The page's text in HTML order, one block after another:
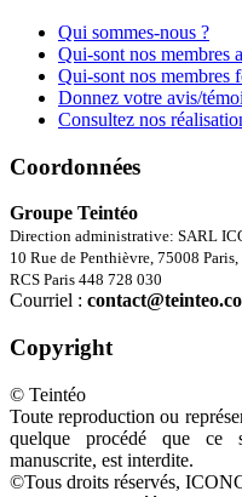
Qui sommes-nous ?
Qui-sont nos membres
Qui-sont nos membres
Donnez votre avis/
Consultez nos
Coordonnées
Groupe Teintéo
Direction administrative: SARL
10 Rue de Penthièvre, 75008 Paris,
RCS Paris 448 728 030
Courriel :
Copyright
© Teintéo
Toute reproduction ou
quelque procédé que ce
manuscrite, est interdite.
©Tous droits réservés,